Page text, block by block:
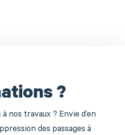
?
nos travaux ? Envie d’en
des passages à